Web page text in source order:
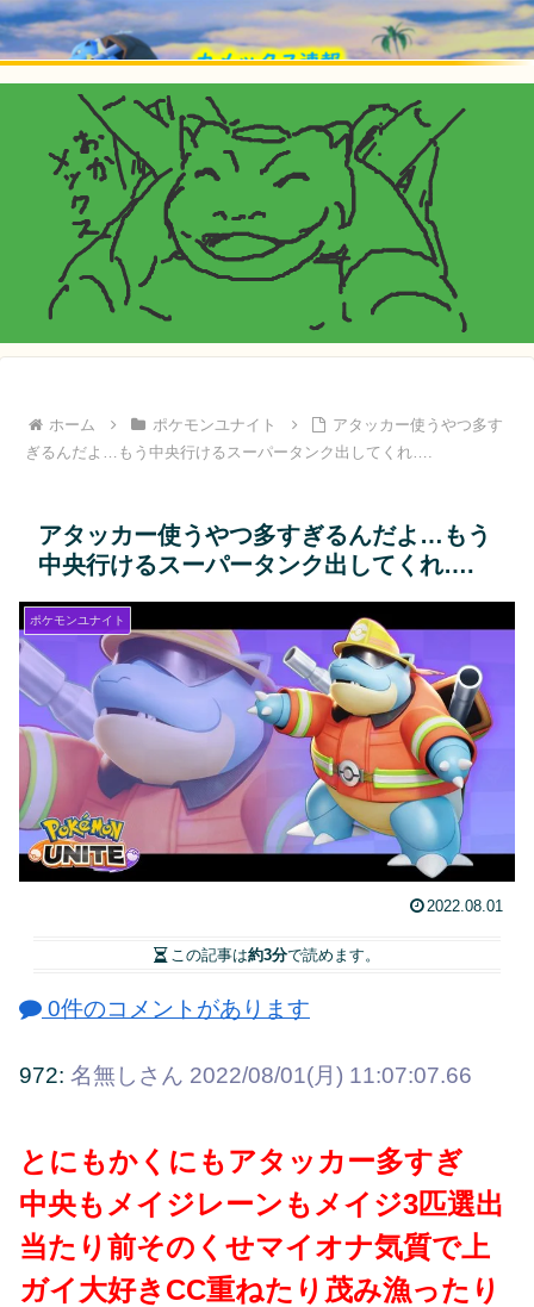
ホーム ポケモンユナイト
アタッカー使うやつ多す
ぎるんだよ…もう中央行けるスーパータンク出してくれ….
アタッカー使うやつ多すぎるんだよ…もう
中央行けるスーパータンク出してくれ….
ポケモンユナイト
2022.08.01
この記事は約3分で読めます。
0件のコメントがあります
972: 名無しさん 2022/08/01(月) 11:07:07.66
とにもかくにもアタッカー多すぎ
中央もメイジレーンもメイジ3匹選出
当たり前そのくせマイオナ気質で上
ガイ大好きCC重ねたり茂み漁ったり